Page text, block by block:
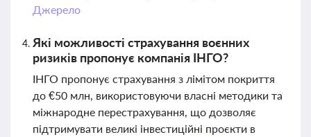
Джерело
Які можливості страхування воєнних
ризиків пропонує компанія ІНГО?
ІНГО пропонує страхування з лімітом покриття
до €50 млн, використовуючи власні методики та
міжнародне перестрахування, що дозволяє
підтримувати великі інвестиційні проєкти в